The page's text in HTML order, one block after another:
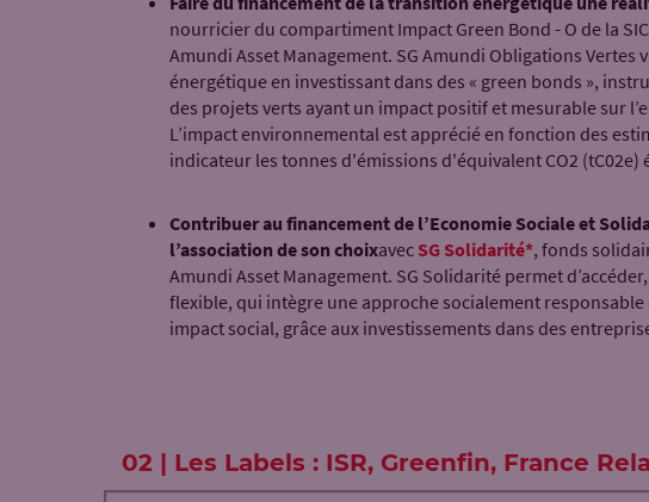
nourricier du compartiment Impact Green Bond - O de la
Amundi Asset Management. SG Amundi Obligations
énergétique en investissant dans des « green bonds »,
des projets verts ayant un impact positif et mesurable sur
L’impact environnemental est apprécié en fonction des
indicateur les tonnes d'émissions d'équivalent CO2 (tC02e)
Contribuer au financement de l’Economie Sociale et
l’association de son choixavec SG Solidarité*, fonds
Amundi Asset Management. SG Solidarité permet
flexible, qui intègre une approche socialement
impact social, grâce aux investissements dans des
02 | Les Labels : ISR, Greenfin, France